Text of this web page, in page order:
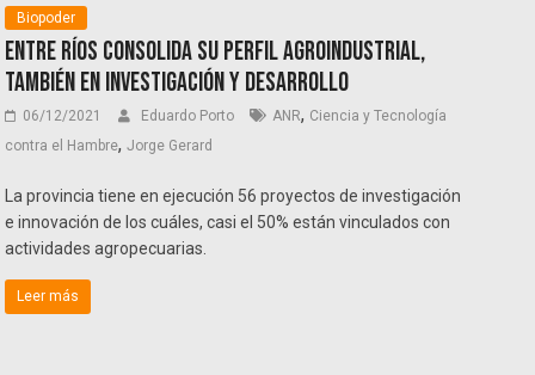
Biopoder
Entre Ríos consolida su perfil agroindustrial,
también en investigación y desarrollo
06/12/2021 Eduardo Porto ANR, Ciencia y Tecnología
contra el Hambre,Jorge Gerard
La provincia tiene en ejecución 56 proyectos de investigación
e innovación de los cuáles, casi el 50% están vinculados con
actividades agropecuarias.
Leer más